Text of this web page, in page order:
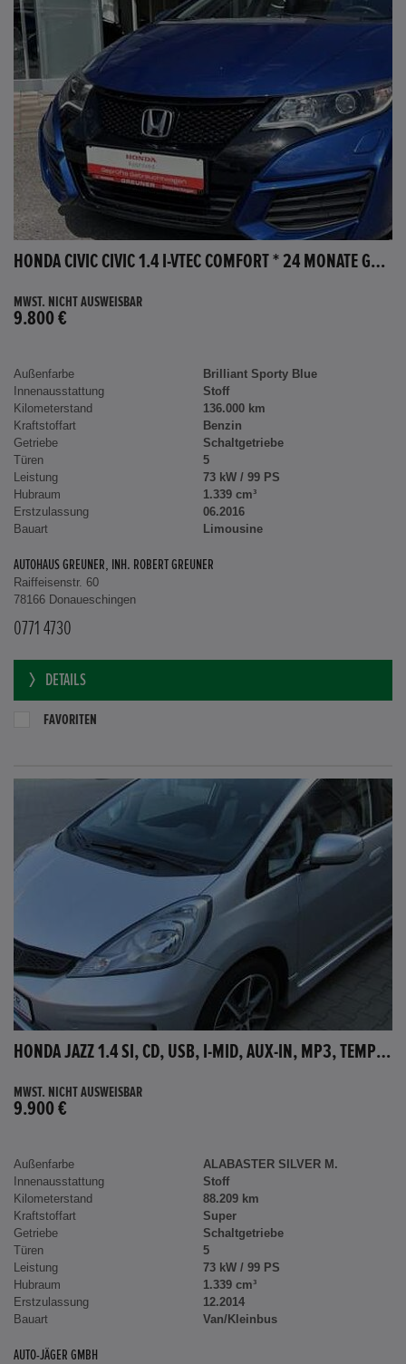
HONDA CIVIC CIVIC 1.4 I-VTEC COMFORT * 24 MONATE GARANTIE *
MWST. NICHT AUSWEISBAR
9.800 €
Außenfarbe
Brilliant Sporty Blue
Innenausstattung
Stoff
Kilometerstand
136.000 km
Kraftstoffart
Benzin
Getriebe
Schaltgetriebe
Türen
5
Leistung
73 kW / 99 PS
Hubraum
1.339 cm³
Erstzulassung
06.2016
Bauart
Limousine
AUTOHAUS GREUNER, INH. ROBERT GREUNER
Raiffeisenstr. 60
78166 Donaueschingen
0771 4730
DETAILS
FAVORITEN
HONDA JAZZ 1.4 SI, CD, USB, I-MID, AUX-IN, MP3, TEMPOMAT
MWST. NICHT AUSWEISBAR
9.900 €
Außenfarbe
ALABASTER SILVER M.
Innenausstattung
Stoff
Kilometerstand
88.209 km
Kraftstoffart
Super
Getriebe
Schaltgetriebe
Türen
5
Leistung
73 kW / 99 PS
Hubraum
1.339 cm³
Erstzulassung
12.2014
Bauart
Van/Kleinbus
AUTO-JÄGER GMBH